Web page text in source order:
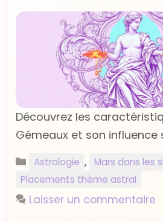
Découvrez les
Gémeaux et son influence
Catégories
Astrologie , Mars dans les
Placements thème astral
Laisser un commentaire